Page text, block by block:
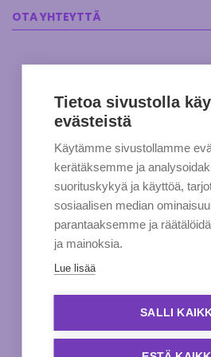
OTA YHTEYTTÄ
Tietoa sivustolla
evästeistä
Käytämme sivustollamme
kerätäksemme ja
suorituskykyä ja käyttöä,
sosiaalisen median
parantaaksemme ja
ja mainoksia.
Lue lisää
SALLI